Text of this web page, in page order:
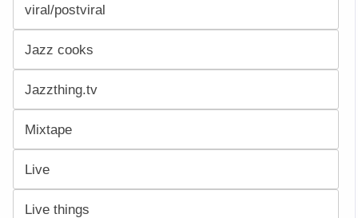
viral/postviral
Jazz cooks
Jazzthing.tv
Mixtape
Live
Live things